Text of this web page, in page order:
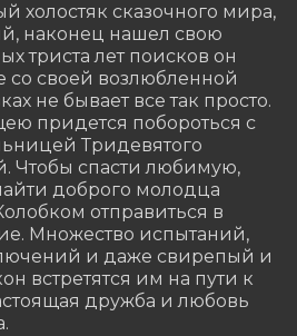
холостяк сказочного мира,
наконец нашел свою
триста лет поисков он
со своей возлюбленной
не бывает все так просто.
придется побороться с
Тридевятого
Чтобы спасти любимую,
доброго молодца
отправиться в
Множество испытаний,
и даже свирепый и
встретятся им на пути к
дружба и любовь